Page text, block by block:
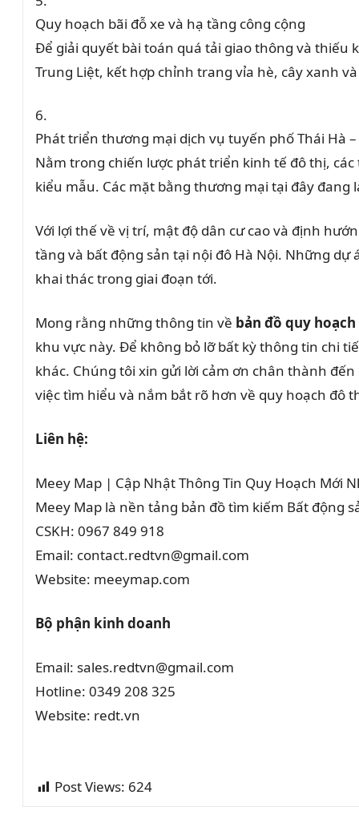
Quy hoạch bãi đỗ xe và hạ tầng công cộng
Để giải quyết bài toán quá tải giao thông và thiếu
Trung Liệt, kết hợp chỉnh trang vỉa hè, cây xanh
Phát triển thương mại dịch vụ tuyến phố Thái Hà –
Nằm trong chiến lược phát triển kinh tế đô thị,
kiểu mẫu. Các mặt bằng thương mại tại đây
Với lợi thế về vị trí, mật độ dân cư cao và định
tầng và bất động sản tại nội đô Hà Nội. Những
khai thác trong giai đoạn tới.
Mong rằng những thông tin về bản đồ quy
khu vực này. Để không bỏ lỡ bất kỳ thông tin chi
khác. Chúng tôi xin gửi lời cảm ơn chân thành
việc tìm hiểu và nắm bắt rõ hơn về quy hoạch đô
Liên hệ:
Meey Map | Cập Nhật Thông Tin Quy Hoạch Mới
Meey Map là nền tảng bản đồ tìm kiếm Bất động
CSKH: 0967 849 918
Email: contact.redtvn@gmail.com
Website: meeymap.com
Bộ phận kinh doanh
Email: sales.redtvn@gmail.com
Hotline: 0349 208 325
Website: redt.vn
Post Views: 624